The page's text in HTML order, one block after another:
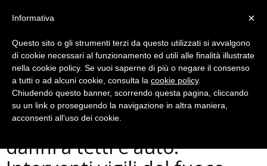
Cronaca
Terni, violenta grandinata,
danni a tetti e auto.
×
Informativa
Questo sito o gli strumenti terzi da questo utilizzati si avvalgono
di cookie necessari al funzionamento ed utili alle finalità illustrate
nella cookie policy. Se vuoi saperne di più o negare il consenso
a tutti o ad alcuni cookie, consulta la cookie policy.
Chiudendo questo banner, scorrendo questa pagina, cliccando
su un link o proseguendo la navigazione in altra maniera,
acconsenti all’uso dei cookie.